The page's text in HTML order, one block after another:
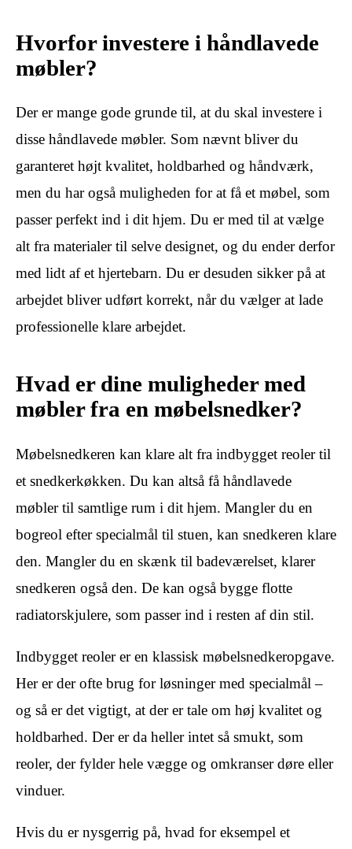
Hvorfor investere i håndlavede
møbler?
Der er mange gode grunde til, at du skal investere i
disse håndlavede møbler. Som nævnt bliver du
garanteret højt kvalitet, holdbarhed og håndværk,
men du har også muligheden for at få et møbel, som
passer perfekt ind i dit hjem. Du er med til at vælge
alt fra materialer til selve designet, og du ender derfor
med lidt af et hjertebarn. Du er desuden sikker på at
arbejdet bliver udført korrekt, når du vælger at lade
professionelle klare arbejdet.
Hvad er dine muligheder med
møbler fra en møbelsnedker?
Møbelsnedkeren kan klare alt fra indbygget reoler til
et snedkerkøkken. Du kan altså få håndlavede
møbler til samtlige rum i dit hjem. Mangler du en
bogreol efter specialmål til stuen, kan snedkeren klare
den. Mangler du en skænk til badeværelset, klarer
snedkeren også den. De kan også bygge flotte
radiatorskjulere, som passer ind i resten af din stil.
Indbygget reoler er en klassisk møbelsnedkeropgave.
Her er der ofte brug for løsninger med specialmål –
og så er det vigtigt, at der er tale om høj kvalitet og
holdbarhed. Der er da heller intet så smukt, som
reoler, der fylder hele vægge og omkranser døre eller
vinduer.
Hvis du er nysgerrig på, hvad for eksempel et